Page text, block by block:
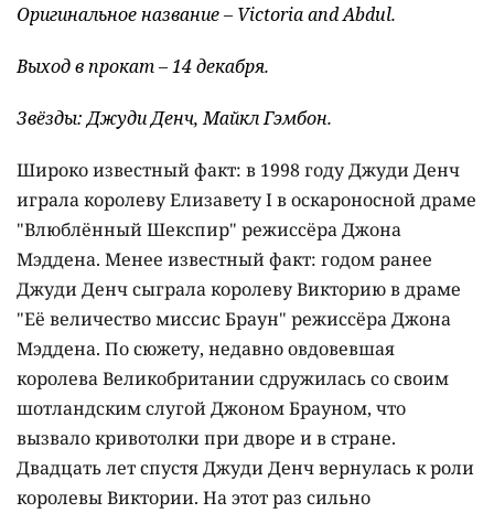
Оригинальное название – Victoria and Abdul.
Выход в прокат – 14 декабря.
Звёзды: Джуди Денч, Майкл Гэмбон.
Широко известный факт: в 1998 году Джуди Денч
играла королеву Елизавету I в оскароносной драме
"Влюблённый Шекспир" режиссёра Джона
Мэддена. Менее известный факт: годом ранее
Джуди Денч сыграла королеву Викторию в драме
"Её величество миссис Браун" режиссёра Джона
Мэддена. По сюжету, недавно овдовевшая
королева Великобритании сдружилась со своим
шотландским слугой Джоном Брауном, что
вызвало кривотолки при дворе и в стране.
Двадцать лет спустя Джуди Денч вернулась к роли
королевы Виктории. На этот раз сильно